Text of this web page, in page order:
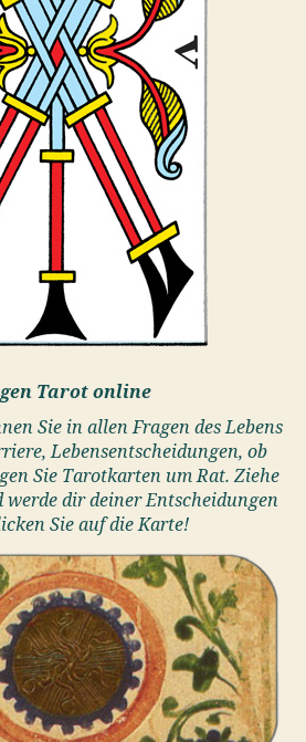
Tarot online
Sie in allen Fragen des Lebens
Lebensentscheidungen, ob
Sie Tarotkarten um Rat. Ziehe
dir deiner Entscheidungen
Sie auf die Karte!